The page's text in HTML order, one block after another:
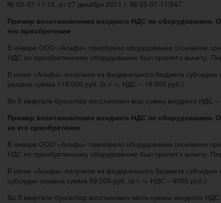
№ 03-07-11/15, от 27 декабря 2011 г. № 03-07-11/347.
Пример восстановления входного НДС по оборудованию.
его приобретение
В январе ООО «Альфа» приобрело оборудование (основное
НДС по приобретенному оборудованию был принят к вычету.
В июне «Альфа» получила из федерального бюджета
указана сумма 118 000 руб. (в т. ч. НДС – 18 000 руб.)
Во II квартале бухгалтер восстановил всю сумму входного НДС
Пример восстановления входного НДС по оборудованию.
на его приобретение
В январе ООО «Альфа» приобрело оборудование (основное
НДС по приобретенному оборудованию был принят к вычету.
В июне «Альфа» получила из федерального бюджета субсидию
субсидии указана сумма 59 000 руб. (в т. ч. НДС – 9000 руб.)
Во II квартале бухгалтер восстановил часть суммы входного